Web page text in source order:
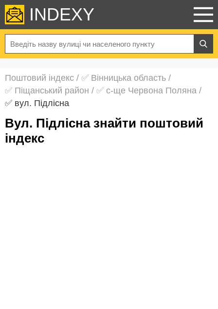
INDEXY
Поштовий індекс / ✅ Вінницька область /
✅ Піщанський район / ✅ с-ще Червона Поляна /
✅ вул. Підлісна
вул. Підлісна знайти поштовий
індекс